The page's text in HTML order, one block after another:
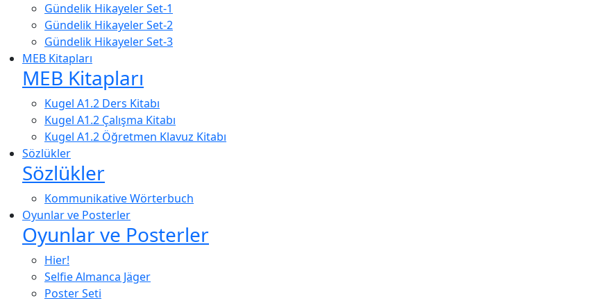
Gündelik Hikayeler Set-1
Gündelik Hikayeler Set-2
Gündelik Hikayeler Set-3
MEB Kitapları
MEB Kitapları
Kugel A1.2 Ders Kitabı
Kugel A1.2 Çalışma Kitabı
Kugel A1.2 Öğretmen Klavuz Kitabı
Sözlükler
Sözlükler
Kommunikative Wörterbuch
Oyunlar ve Posterler
Oyunlar ve Posterler
Hier!
Selfie Almanca Jäger
Poster Seti